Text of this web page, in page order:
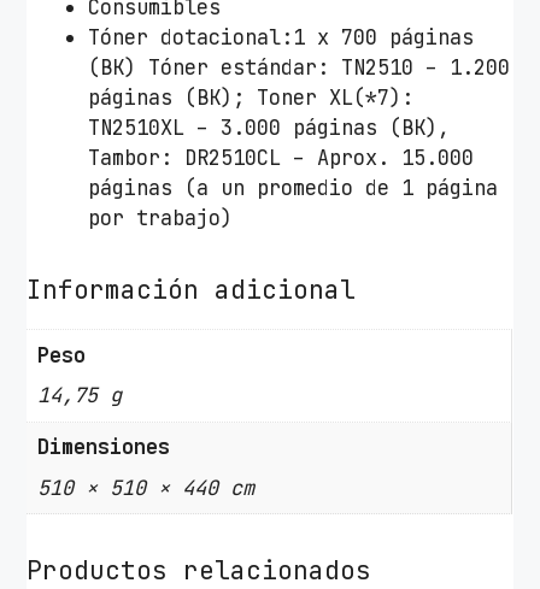
Consumibles
Tóner dotacional:1 x 700 páginas
(BK) Tóner estándar: TN2510 – 1.200
páginas (BK); Toner XL(*7):
TN2510XL – 3.000 páginas (BK),
Tambor: DR2510CL – Aprox. 15.000
páginas (a un promedio de 1 página
por trabajo)
Información adicional
Peso
14,75 g
Dimensiones
510 × 510 × 440 cm
Productos relacionados